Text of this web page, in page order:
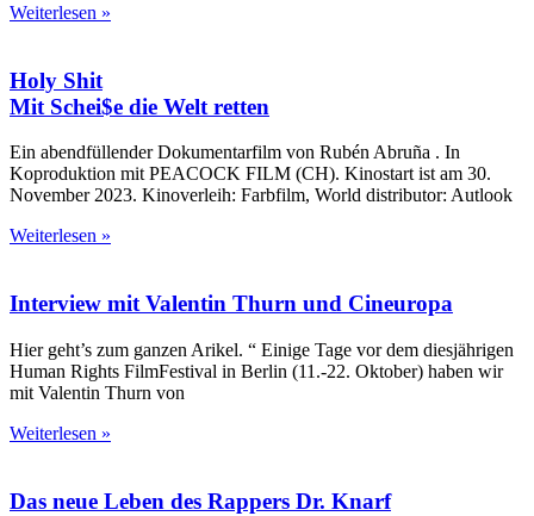
Weiterlesen »
Holy Shit
Mit Schei$e die Welt retten
Ein abendfüllender Dokumentarfilm von Rubén Abruña . In
Koproduktion mit PEACOCK FILM (CH). Kinostart ist am 30.
November 2023. Kinoverleih: Farbfilm, World distributor: Autlook
Weiterlesen »
Interview mit Valentin Thurn und Cineuropa
Hier geht’s zum ganzen Arikel. “ Einige Tage vor dem diesjährigen
Human Rights FilmFestival in Berlin (11.-22. Oktober) haben wir
mit Valentin Thurn von
Weiterlesen »
Das neue Leben des Rappers Dr. Knarf